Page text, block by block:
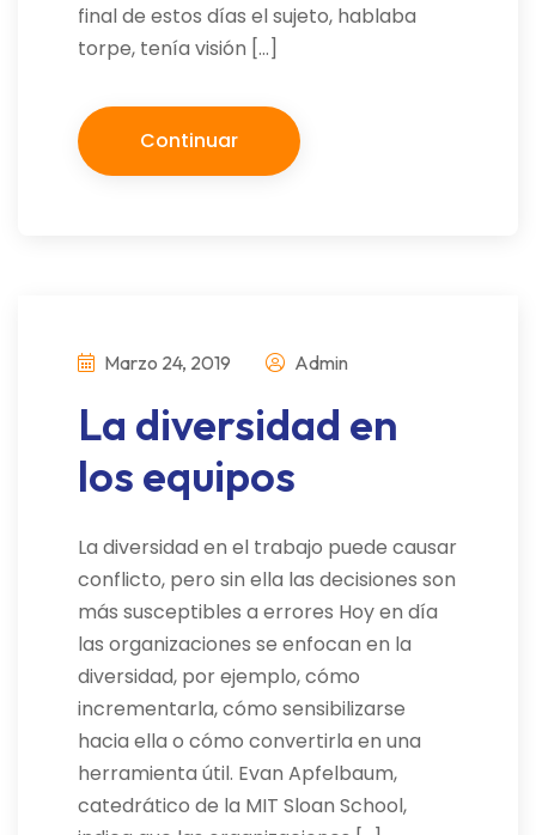
final de estos días el sujeto, hablaba
torpe, tenía visión […]
Continuar
Marzo 24, 2019 Admin
La diversidad en
los equipos
La diversidad en el trabajo puede causar
conflicto, pero sin ella las decisiones son
más susceptibles a errores Hoy en día
las organizaciones se enfocan en la
diversidad, por ejemplo, cómo
incrementarla, cómo sensibilizarse
hacia ella o cómo convertirla en una
herramienta útil. Evan Apfelbaum,
catedrático de la MIT Sloan School,